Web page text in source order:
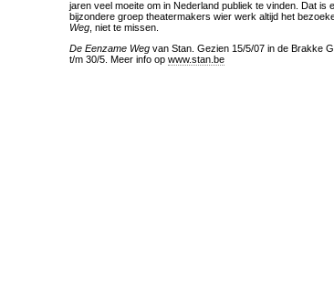
jaren veel moeite om in Nederland publiek te vinden. Dat is
bijzondere groep theatermakers wier werk altijd het
Weg , niet te missen.
De Eenzame Weg van Stan. Gezien 15/5/07 in de Brakke
t/m 30/5. Meer info op www.stan.be